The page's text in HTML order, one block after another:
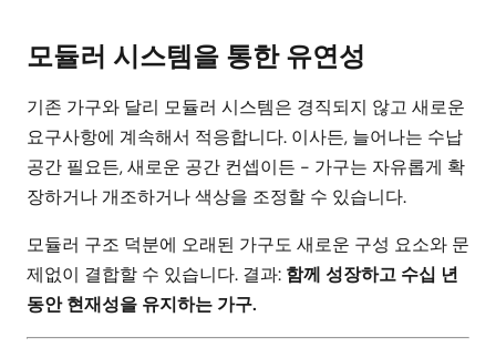
모듈러 시스템을 통한 유연성
기존 가구와 달리 모듈러 시스템은 경직되지 않고 새로운
요구사항에 계속해서 적응합니다. 이사든, 늘어나는 수납
공간 필요든, 새로운 공간 컨셉이든 - 가구는 자유롭게 확
장하거나 개조하거나 색상을 조정할 수 있습니다.
모듈러 구조 덕분에 오래된 가구도 새로운 구성 요소와 문
제없이 결합할 수 있습니다. 결과: 함께 성장하고 수십 년
동안 현재성을 유지하는 가구.